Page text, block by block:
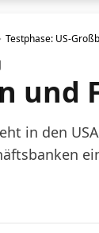
Testphase: US-
und
in den